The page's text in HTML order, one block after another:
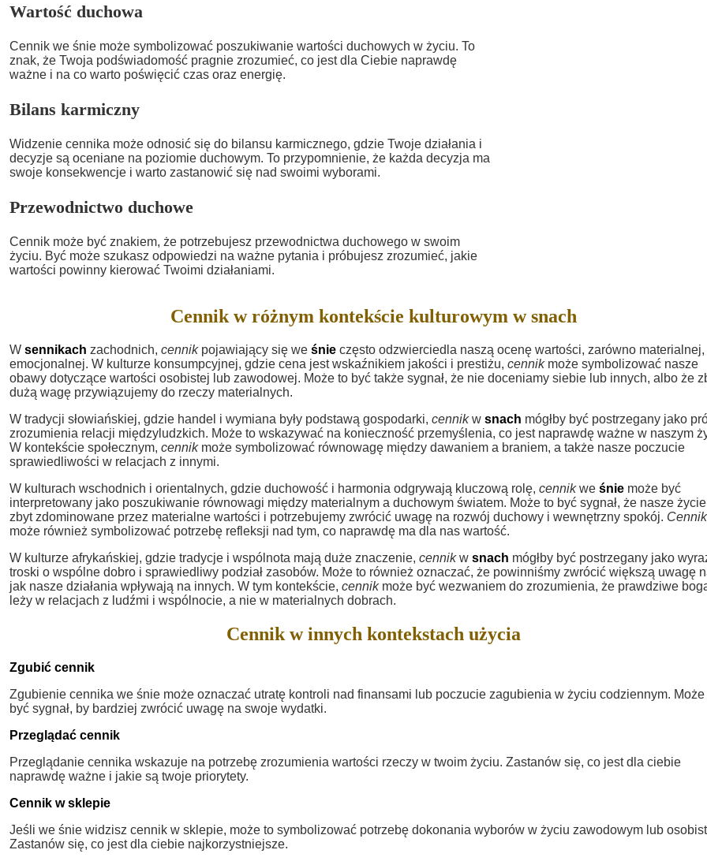
Wartość duchowa
Cennik we śnie może symbolizować poszukiwanie wartości duchowych w życiu. To
znak, że Twoja podświadomość pragnie zrozumieć, co jest dla Ciebie naprawdę
ważne i na co warto poświęcić czas oraz energię.
Bilans karmiczny
Widzenie cennika może odnosić się do bilansu karmicznego, gdzie Twoje działania i
decyzje są oceniane na poziomie duchowym. To przypomnienie, że każda decyzja ma
swoje konsekwencje i warto zastanowić się nad swoimi wyborami.
Przewodnictwo duchowe
Cennik może być znakiem, że potrzebujesz przewodnictwa duchowego w swoim
życiu. Być może szukasz odpowiedzi na ważne pytania i próbujesz zrozumieć, jakie
wartości powinny kierować Twoimi działaniami.
Cennik w różnym kontekście kulturowym w snach
W sennikach zachodnich, cennikpojawiający się we śnie często odzwierciedla naszą ocenę wartości, zarówno
emocjonalnej. W kulturze konsumpcyjnej, gdzie cena jest wskaźnikiem jakości i prestiżu, cennikmoże symbolizować nasze
obawy dotyczące wartości osobistej lub zawodowej. Może to być także sygnał, że nie doceniamy siebie lub innych, albo że
dużą wagę przywiązujemy do rzeczy materialnych.
W tradycji słowiańskiej, gdzie handel i wymiana były podstawą gospodarki, cennikw snach mógłby być postrzegany jako
zrozumienia relacji międzyludzkich. Może to wskazywać na konieczność przemyślenia, co jest naprawdę ważne w naszym
W kontekście społecznym, cennikmoże symbolizować równowagę między dawaniem a braniem, a także nasze poczucie
sprawiedliwości w relacjach z innymi.
W kulturach wschodnich i orientalnych, gdzie duchowość i harmonia odgrywają kluczową rolę, cennikwe śnie może być
interpretowany jako poszukiwanie równowagi między materialnym a duchowym światem. Może to być sygnał, że nasze
zbyt zdominowane przez materialne wartości i potrzebujemy zwrócić uwagę na rozwój duchowy i wewnętrzny spokój. Cennik
może również symbolizować potrzebę refleksji nad tym, co naprawdę ma dla nas wartość.
W kulturze afrykańskiej, gdzie tradycje i wspólnota mają duże znaczenie, cennikw snach mógłby być postrzegany jako
troski o wspólne dobro i sprawiedliwy podział zasobów. Może to również oznaczać, że powinniśmy zwrócić większą uwagę
jak nasze działania wpływają na innych. W tym kontekście, cennikmoże być wezwaniem do zrozumienia, że prawdziwe
leży w relacjach z ludźmi i wspólnocie, a nie w materialnych dobrach.
Cennik w innych kontekstach użycia
Zgubić cennik
Zgubienie cennika we śnie może oznaczać utratę kontroli nad finansami lub poczucie zagubienia w życiu codziennym. Może
być sygnał, by bardziej zwrócić uwagę na swoje wydatki.
Przeglądać cennik
Przeglądanie cennika wskazuje na potrzebę zrozumienia wartości rzeczy w twoim życiu. Zastanów się, co jest dla ciebie
naprawdę ważne i jakie są twoje priorytety.
Cennik w sklepie
Jeśli we śnie widzisz cennik w sklepie, może to symbolizować potrzebę dokonania wyborów w życiu zawodowym lub
Zastanów się, co jest dla ciebie najkorzystniejsze.